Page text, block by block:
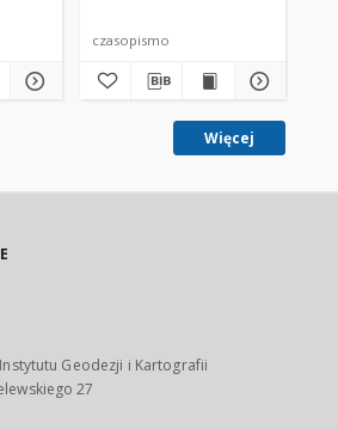
czasopismo
Więcej
Geodezji i Kartografii
27